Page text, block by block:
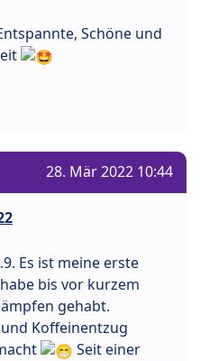
Schöne und
28. Mär 2022 10:44
Es ist meine erste
bis vor kurzem
gehabt.
Koffeinentzug
Seit einer